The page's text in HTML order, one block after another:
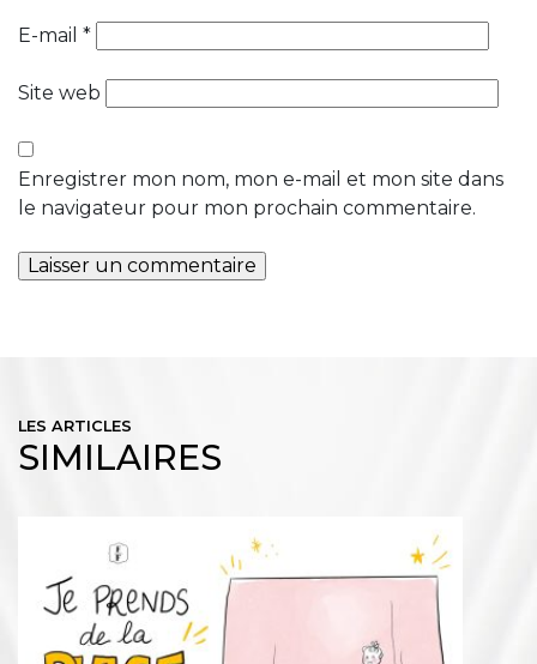
E-mail *
Site web
Enregistrer mon nom, mon e-mail et mon site dans
le navigateur pour mon prochain commentaire.
LES ARTICLES
SIMILAIRES